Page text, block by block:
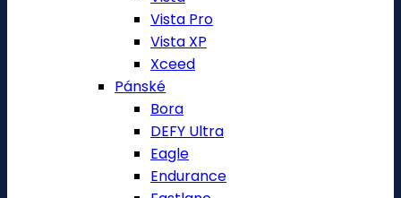
Vista Pro
Vista XP
Xceed
Pánské
Bora
DEFY Ultra
Eagle
Endurance